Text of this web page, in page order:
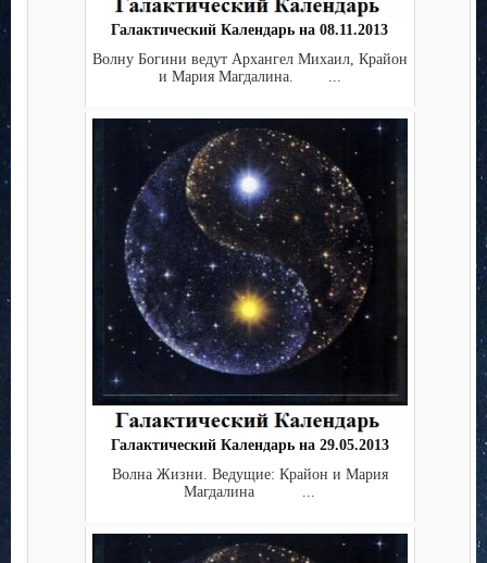
Галактический Календарь на 08.11.2013
Волну Богини ведут Архангел Михаил, Крайон
и Мария Магдалина. ...
Галактический Календарь на 29.05.2013
Волна Жизни. Ведущие: Крайон и Мария
Магдалина ...